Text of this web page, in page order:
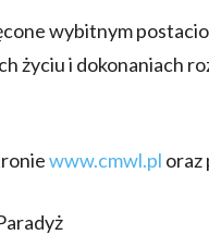
wybitnym
życiu i dokonaniach
www.cmwl.pl oraz